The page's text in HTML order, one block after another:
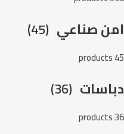
امن صناعي (45)
45 products
دباسات (36)
36 products